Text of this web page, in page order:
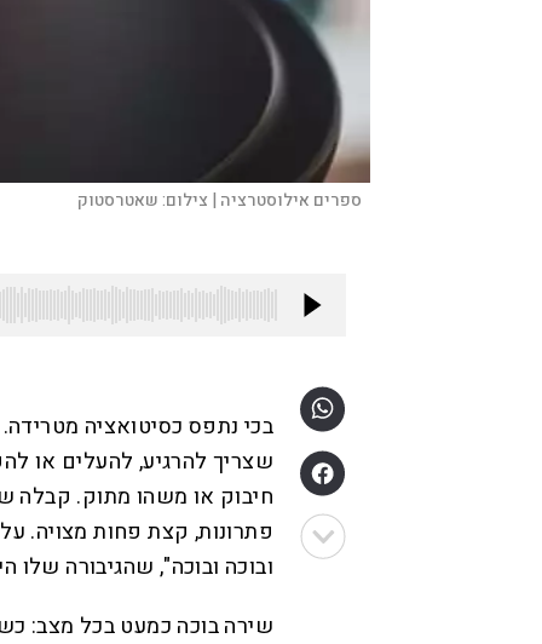
ספרים אילוסטרציה | צילום:שאטרסטוק
בכי נתפס כסיטואציה
שצריך להרגיע, להעלים או
חיבוק או משהו מתוק. קבלה
פתרונות, קצת פחות מצויה.
ובוכה ובוכה", שהגיבורה שלו
שירה בוכה כמעט בכל מצב: